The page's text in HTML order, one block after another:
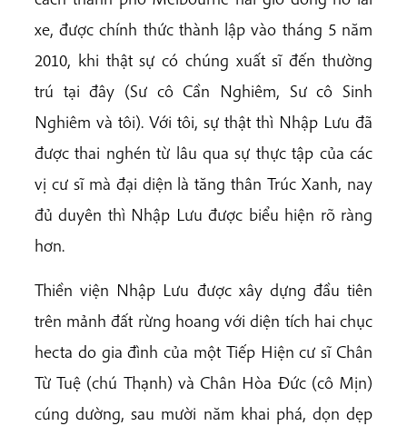
xe, được chính thức thành lập vào tháng 5 năm
2010, khi thật sự có chúng xuất sĩ đến thường
trú tại đây (Sư cô Cần Nghiêm, Sư cô Sinh
Nghiêm và tôi). Với tôi, sự thật thì Nhập Lưu đã
được thai nghén từ lâu qua sự thực tập của các
vị cư sĩ mà đại diện là tăng thân Trúc Xanh, nay
đủ duyên thì Nhập Lưu được biểu hiện rõ ràng
hơn.
Thiền viện Nhập Lưu được xây dựng đầu tiên
trên mảnh đất rừng hoang với diện tích hai chục
hecta do gia đình của một Tiếp Hiện cư sĩ Chân
Từ Tuệ (chú Thạnh) và Chân Hòa Đức (cô Mịn)
cúng dường, sau mười năm khai phá, dọn dẹp